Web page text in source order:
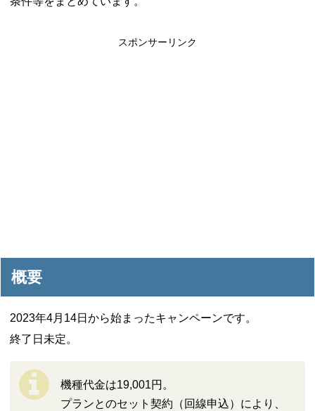
スポンサーリンク
概要
2023年4月14日から始まったキャンペーンです。
終了日未定。
機種代金は19,001円。
プランとのセット契約（回線申込）により、